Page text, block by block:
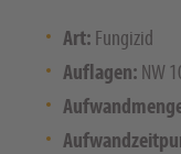
Art: Fungizid
Auflagen: NW